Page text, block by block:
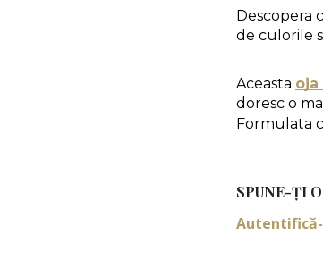
Descopera
de culorile
Aceasta oja
doresc o
Formulata
Mod de
1.
SPUNE-ŢI